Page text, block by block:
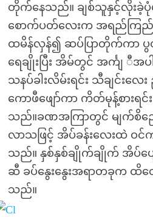
တိုက်နေသည်။ ချစ်သူနှင့်လိုးခဲ့ပုံ
စောက်ပတ်လေးက အရည်ကြည်လ
ထမိန်လှန်၍ ဆပ်ပြာတိုက်ကာ
ရေချိုးပြီး အိမ်တွင် အင်္ကျ ီအ
သနပ်ခါးလိမ်းရင်း သီချင်းလ
ကောဖီဖျော်ကာ ကိတ်မုန့်စား
သည်။ခဏအကြာတွင် မျက်စိညှ
လာသဖြင့် အိပ်ခန်းလေးထဲ ဝ
သည်။ နှစ်နှစ်ချိုက်ချိုက် အိပ်ပျ
ဆီ ခပ်နွေးနွေးအရာတခုက ထိ
သည်။